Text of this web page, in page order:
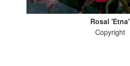
Rosal 'Etna'
Copyright